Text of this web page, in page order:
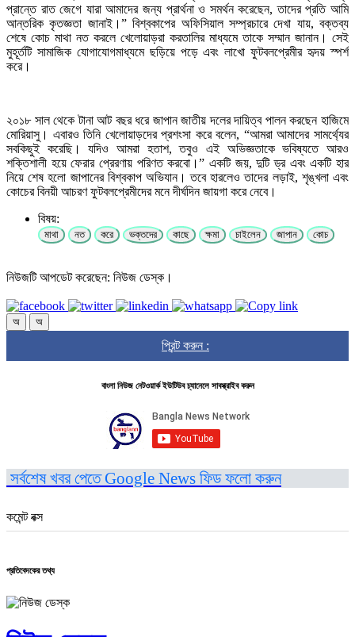
প্রান্তে রাত জেগে যারা আমাদের জন্য প্রার্থনা ও সমর্থন করেছেন, তাদের প্রতি আমি
আন্তরিক কৃতজ্ঞতা জানাই।” বিশ্বকাপের অফিসিয়াল সম্প্রচারে দেখা যায়, বক্তব্য
শেষে কোচ মাথা নত করলে খেলোয়াড়রা করতালির মাধ্যমে তাকে সম্মান জানান। সেই
মুহূর্তটি সামাজিক যোগাযোগমাধ্যমে ছড়িয়ে পড়ে এবং লাখো ফুটবলপ্রেমীর হৃদয় স্পর্শ
করে।
২০১৮ সাল থেকে টানা আট বছর ধরে জাপান জাতীয় দলের দায়িত্ব পালন করছেন হাজিমে
মোরিয়াসু। এবারও তিনি খেলোয়াড়দের প্রশংসা করে বলেন, “আমরা আমাদের সামর্থ্যের
সবকিছুই করেছি। যদিও আমরা হতাশ, তবুও এই অভিজ্ঞতাকে ভবিষ্যতে আরও
শক্তিশালী হয়ে ফেরার প্রেরণায় পরিণত করবো।” একটি জয়, দুটি ড্র এবং একটি হার
নিয়ে শেষ হলো জাপানের বিশ্বকাপ অভিযান। তবে হারলেও তাদের লড়াই, শৃঙ্খলা এবং
কোচের বিনয়ী আচরণ ফুটবলপ্রেমীদের মনে দীর্ঘদিন জায়গা করে নেবে।
বিষয়:
মাথা নত করে ভক্তদের কাছে ক্ষমা চাইলেন জাপান কোচ
নিউজটি আপডেট করেছেন: নিউজ ডেস্ক।
অ অ
প্রিন্ট করুন :
বাংলা নিউজ নেটওয়ার্ক ইউটিউব চ্যানেলে সাবস্ক্রাইব করুন
সর্বশেষ খবর পেতে Google News ফিড ফলো করুন
কমেন্ট বক্স
প্রতিবেদকের তথ্য